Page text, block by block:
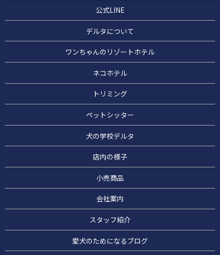
公式LINE
デルタについて
ワンちゃんのリゾートホテル
ネコホテル
トリミング
ペットシッター
犬の学校デルタ
店内の様子
小売商品
会社案内
スタッフ紹介
愛犬のためになるブログ